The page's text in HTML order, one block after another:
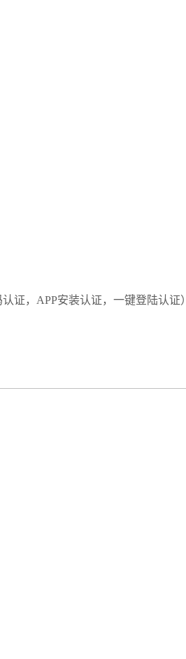
证，APP安装认证，一键登陆认证）